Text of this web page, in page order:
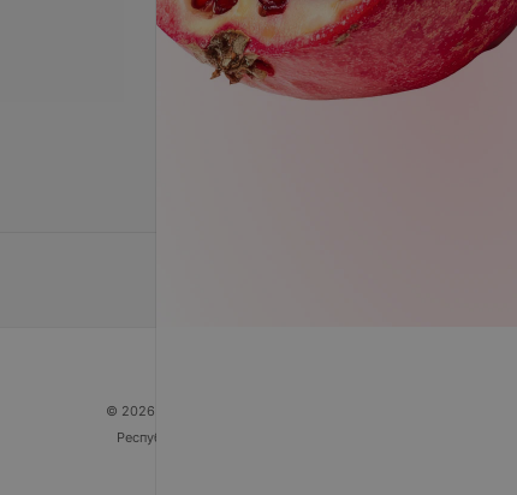
© 2026 ООО «Артокс Лаб», УНП 191700409
Республика Беларусь, г. Минск, улица Толбухина, 2,